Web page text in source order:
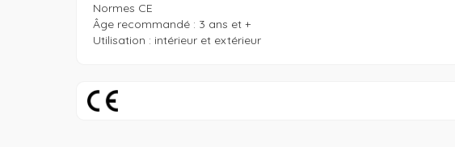
Normes CE
Âge recommandé : 3 ans et +
Utilisation : intérieur et extérieur